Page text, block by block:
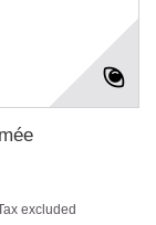
excluded